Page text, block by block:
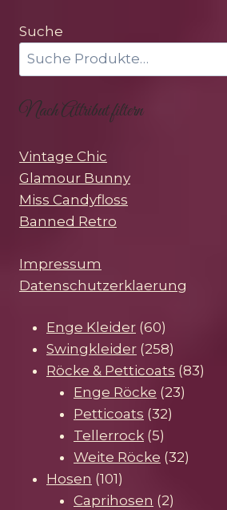
Suche
Nach Attribut filtern
Vintage Chic
Glamour Bunny
Miss Candyfloss
Banned Retro
Impressum
Datenschutzerklaerung
Enge Kleider 6060
Produkte
Swingkleider 258258
Produkte
Röcke & Petticoats 8383
Enge Röcke 2323
Petticoats 3232
Tellerrock 55
Produkte
Weite Röcke 3232
Hosen 101101
Produkte
Caprihosen 22